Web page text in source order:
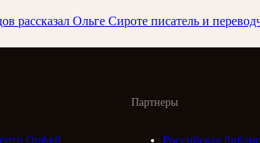
рассказал Ольге Сироте писатель и
Орфей
Партнеры
Российская